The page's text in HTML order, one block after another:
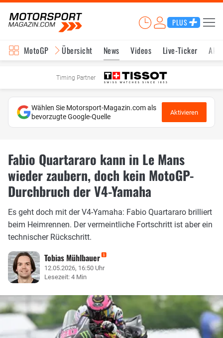
PLUS
MotoGP Übersicht News Videos Live-Ticker
Timing Partner
Wählen Sie Motorsport-Magazin.com als
bevorzugte Google-Quelle
Aktivieren
Fabio Quartararo kann in Le Mans
wieder zaubern, doch kein MotoGP-
Durchbruch der V4-Yamaha
Es geht doch mit der V4-Yamaha: Fabio Quartararo brilliert
beim Heimrennen. Der vermeintliche Fortschritt ist aber ein
technischer Rückschritt.
Tobias Mühlbauer
12.05.2026, 16:50 Uhr
Lesezeit: 4 Min